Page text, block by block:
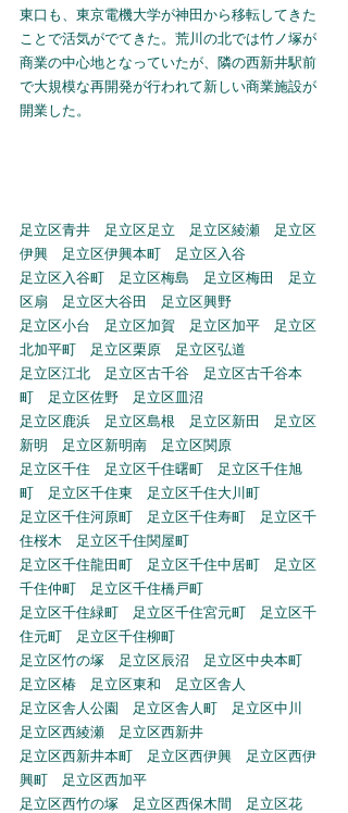
東口も、東京電機大学が神田から移転してきた
ことで活気がでてきた。荒川の北では竹ノ塚が
商業の中心地となっていたが、隣の西新井駅前
で大規模な再開発が行われて新しい商業施設が
開業した。
足立区青井　足立区足立　足立区綾瀬　足立区
伊興　足立区伊興本町　足立区入谷
足立区入谷町　足立区梅島　足立区梅田　足立
区扇　足立区大谷田　足立区興野
足立区小台　足立区加賀　足立区加平　足立区
北加平町　足立区栗原　足立区弘道
足立区江北　足立区古千谷　足立区古千谷本
町　足立区佐野　足立区皿沼
足立区鹿浜　足立区島根　足立区新田　足立区
新明　足立区新明南　足立区関原
足立区千住　足立区千住曙町　足立区千住旭
町　足立区千住東　足立区千住大川町
足立区千住河原町　足立区千住寿町　足立区千
住桜木　足立区千住関屋町
足立区千住龍田町　足立区千住中居町　足立区
千住仲町　足立区千住橋戸町
足立区千住緑町　足立区千住宮元町　足立区千
住元町　足立区千住柳町
足立区竹の塚　足立区辰沼　足立区中央本町
足立区椿　足立区東和　足立区舎人
足立区舎人公園　足立区舎人町　足立区中川
足立区西綾瀬　足立区西新井
足立区西新井本町　足立区西伊興　足立区西伊
興町　足立区西加平
足立区西竹の塚　足立区西保木間　足立区花